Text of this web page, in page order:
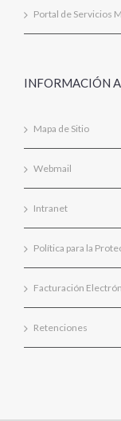
Portal de Servicios
INFORMACIÓN
Mapa de Sitio
Webmail
Intranet
Política para la
Facturación
Retenciones